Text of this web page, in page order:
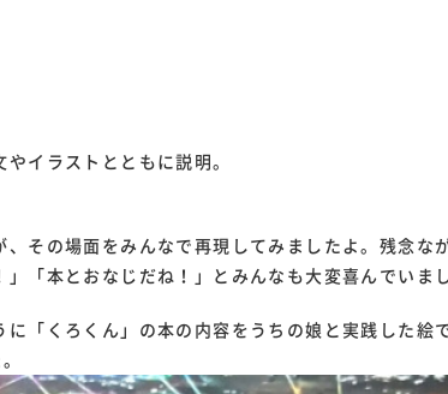
イラストとともに説明。
、その場面をみんなで再現してみましたよ。残念な
「本とおなじだね！」とみんなも大変喜んでいまし
「くろくん」の本の内容をうちの娘と実践した絵